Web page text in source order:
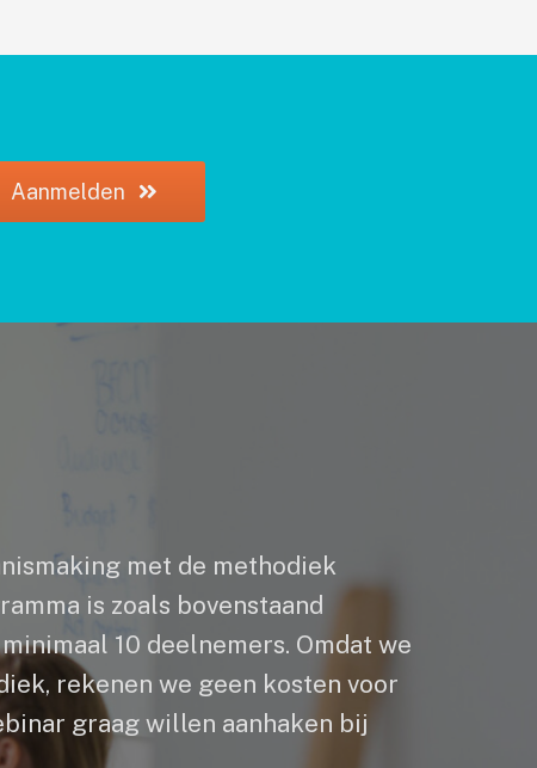
Aanmelden
met de methodiek
is zoals bovenstaand
10 deelnemers. Omdat we
rekenen we geen kosten voor
graag willen aanhaken bij